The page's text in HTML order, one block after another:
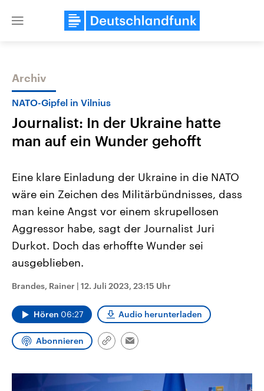
Close
Themen
Landtagswahl Sachsen-Anhalt
2026
Alle Informationen
Sachsen-Anhalt wählt am 6.
September 2026 einen neuen
Landtag. Seit 2021 wird das
Bundesland von einer Koalition aus
CDU, SPD und FDP regiert.-
Umfragen, Prognosen,
Wahlprogramme, aktuelle Berichte
und Kandidaten der anstehenden
Wahl.
USA
Aktuelle Beiträge,
Hintergründe
Wirtschaftlich und
gehören die Vereinigten
den mächtigsten Ländern
Archiv
NATO-Gipfel in Vilnius
Journalist: In der Ukraine hatte
man auf ein Wunder gehofft
Eine klare Einladung der Ukraine in die NATO
wäre ein Zeichen des Militärbündnisses, dass
man keine Angst vor einem skrupellosen
Aggressor habe, sagt der Journalist Juri
Durkot. Doch das erhoffte Wunder sei
ausgeblieben.
Brandes, Rainer | 12. Juli 2023, 23:15 Uhr
Hören 06:27 Audio herunterladen
Abonnieren
Link
Email